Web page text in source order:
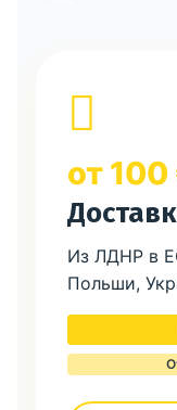
от 100
Из ЛДНР в
Польши,